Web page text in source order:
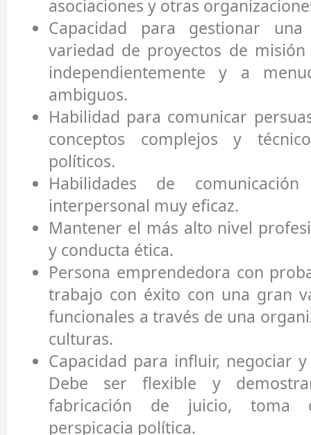
asociaciones y otras
Capacidad para gestionar
variedad de proyectos de
independientemente y a
ambiguos.
Habilidad para comunicar
conceptos complejos y
políticos.
Habilidades de
interpersonal muy eficaz.
Mantener el más alto nivel
y conducta ética.
Persona emprendedora con
trabajo con éxito con una gran
funcionales a través de una
culturas.
Capacidad para influir, negociar
Debe ser flexible y
fabricación de juicio, toma
perspicacia política.